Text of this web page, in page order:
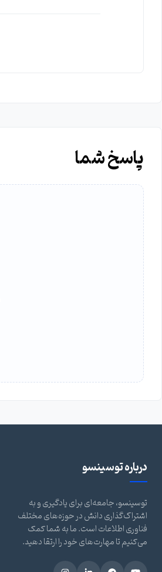
پاسخ شما
درباره توسینسو
توسینسو، جامعه‌ای برای یادگیری و به
اشتراک‌گذاری دانش در حوزه‌های مختلف
فناوری اطلاعات است. ما به شما کمک
می‌کنیم تا مهارت‌های خود را ارتقا دهید.